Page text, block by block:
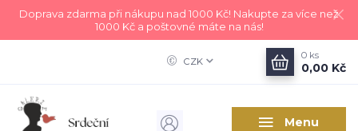
Doprava zdarma při nákupu nad 1000 Kč! Nakupte za více než
1000 Kč a poštovné máte na nás!
Menu
CZK
0 ks
0,00 Kč